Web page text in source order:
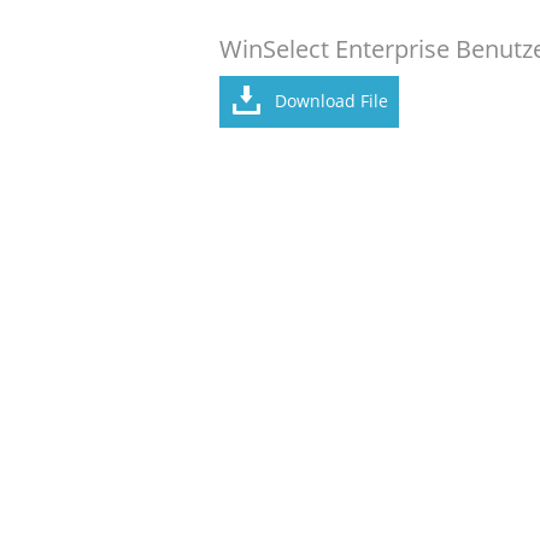
WinSelect Enterprise
Download File